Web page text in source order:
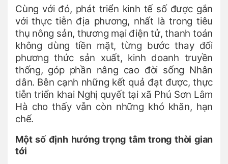
Cùng với đó, phát triển kinh tế số được gắn
với thực tiễn địa phương, nhất là trong tiêu
thụ nông sản, thương mại điện tử, thanh toán
không dùng tiền mặt, từng bước thay đổi
phương thức sản xuất, kinh doanh truyền
thống, góp phần nâng cao đời sống Nhân
dân. Bên cạnh những kết quả đạt được, thực
tiễn triển khai Nghị quyết tại xã Phú Sơn Lâm
Hà cho thấy vẫn còn những khó khăn, hạn
chế.
Một số định hướng trọng tâm trong thời gian
tới